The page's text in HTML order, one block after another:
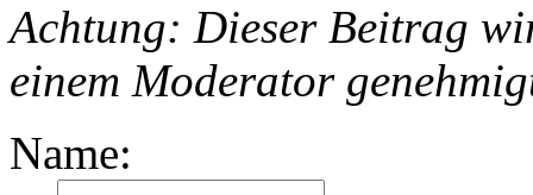
Achtung: Dieser Beitrag
einem Moderator
Name: